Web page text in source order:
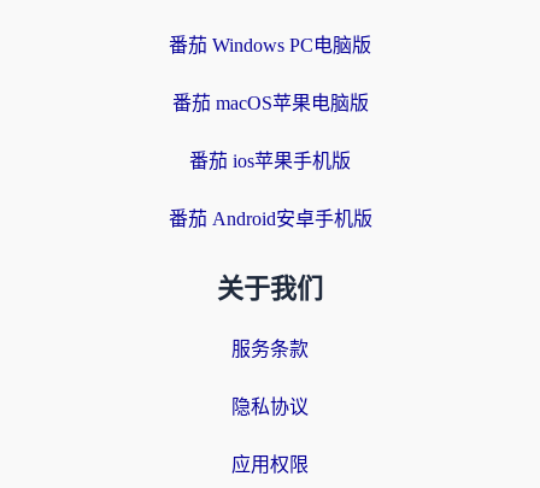
番茄 Windows PC电脑版
番茄 macOS苹果电脑版
番茄 ios苹果手机版
番茄 Android安卓手机版
关于我们
服务条款
隐私协议
应用权限